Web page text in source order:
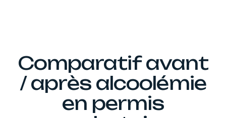
Comparatif avant
/ après alcoolémie
en permis